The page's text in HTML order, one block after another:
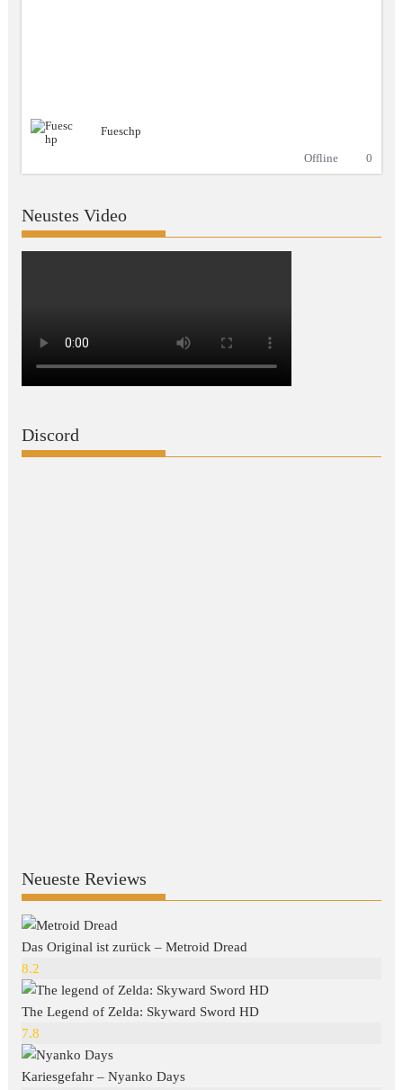
Fueschp
Offline
0
Neustes Video
Discord
Neueste Reviews
Das Original ist zurück – Metroid Dread
8.2
The Legend of Zelda: Skyward Sword HD
7.8
Kariesgefahr – Nyanko Days